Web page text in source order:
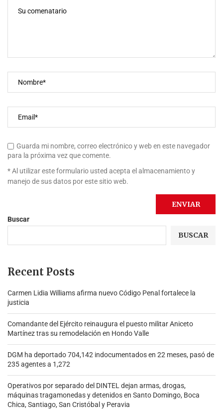
Guarda mi nombre, correo electrónico y web en este navegador
para la próxima vez que comente.
* Al utilizar este formulario usted acepta el almacenamiento y
manejo de sus datos por este sitio web.
Buscar
BUSCAR
Recent Posts
Carmen Lidia Williams afirma nuevo Código Penal fortalece la
justicia
Comandante del Ejército reinaugura el puesto militar Aniceto
Martínez tras su remodelación en Hondo Valle
DGM ha deportado 704,142 indocumentados en 22 meses, pasó de
235 agentes a 1,272
Operativos por separado del DINTEL dejan armas, drogas,
máquinas tragamonedas y detenidos en Santo Domingo, Boca
Chica, Santiago, San Cristóbal y Peravia